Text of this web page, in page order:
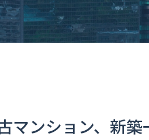
マンション、新築